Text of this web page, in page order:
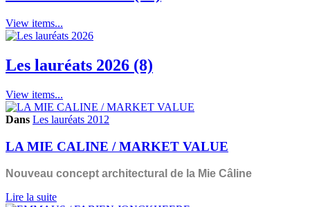
View items...
Les lauréats 2026 (8)
View items...
Dans Les lauréats 2012
LA MIE CALINE / MARKET VALUE
Nouveau concept architectural de la Mie Câline
Lire la suite